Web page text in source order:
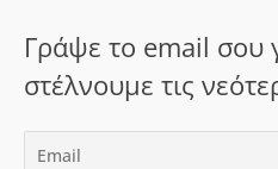
σΓράψε το email σου
στέλνουμε τις